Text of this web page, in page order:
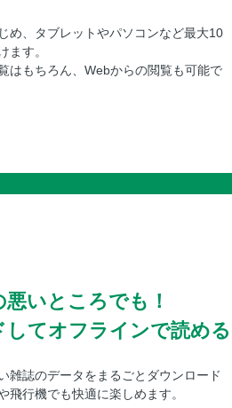
め、タブレットやパソコンなど最大10
ます。
はもちろん、Webからの閲覧も可能で
悪いところでも！
してオフラインで読める
雑誌のデータをまるごとダウンロード
飛行機でも快適に楽しめます。